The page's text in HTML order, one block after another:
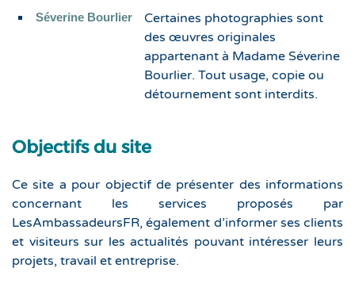
Séverine Bourlier
Certaines photographies sont
des œuvres originales
appartenant à Madame Séverine
Bourlier. Tout usage, copie ou
détournement sont interdits.
Objectifs du site
Ce site a pour objectif de présenter des informations
concernant les services proposés par
LesAmbassadeursFR, également d’informer ses clients
et visiteurs sur les actualités pouvant intéresser leurs
projets, travail et entreprise.